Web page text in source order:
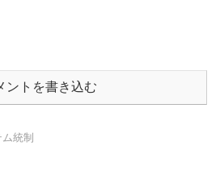
ントを書き込む
統制